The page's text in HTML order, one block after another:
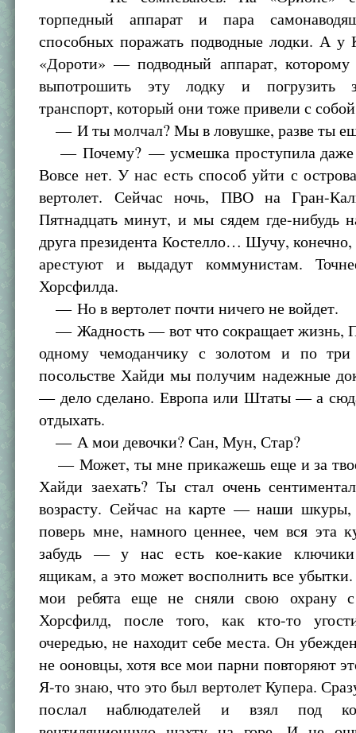
торпедный аппарат и пара
способных поражать подводные лодки. А у
«Дороти» — подводный аппарат, которому
выпотрошить эту лодку и погрузить
транспорт, который они тоже привели с
— И ты молчал? Мы в ловушке, разве ты
— Почему? — усмешка проступила даже
Вовсе нет. У нас есть способ уйти с
вертолет. Сейчас ночь, ПВО на Гран-
Пятнадцать минут, и мы сядем где-нибудь
друга президента Костелло… Шучу,
арестуют и выдадут коммунистам.
Хорсфилда.
— Но в вертолет почти ничего не войдет.
— Жадность — вот что сокращает жизнь,
одному чемоданчику с золотом и по
посольстве Хайди мы получим надежные
— дело сделано. Европа или Штаты — а
отдыхать.
— А мои девочки? Сан, Мун, Стар?
— Может, ты мне прикажешь еще и за
Хайди заехать? Ты стал очень
возрасту. Сейчас на карте — наши шкуры,
поверь мне, намного ценнее, чем вся эта
забудь — у нас есть кое-какие
ящикам, а это может восполнить все
мои ребята еще не сняли свою охрану
Хорсфилд, после того, как кто-то
очередью, не находит себе места. Он
не ооновцы, хотя все мои парни повторяют
Я-то знаю, что это был вертолет Купера.
послал наблюдателей и взял под